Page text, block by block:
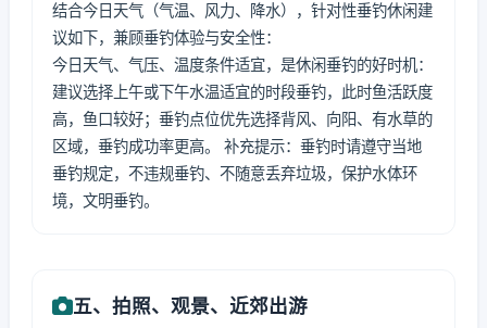
结合今日天气（气温、风力、降水），针对性垂钓休闲建
议如下，兼顾垂钓体验与安全性：
今日天气、气压、温度条件适宜，是休闲垂钓的好时机：
建议选择上午或下午水温适宜的时段垂钓，此时鱼活跃度
高，鱼口较好；垂钓点位优先选择背风、向阳、有水草的
区域，垂钓成功率更高。 补充提示：垂钓时请遵守当地
垂钓规定，不违规垂钓、不随意丢弃垃圾，保护水体环
境，文明垂钓。
五、拍照、观景、近郊出游